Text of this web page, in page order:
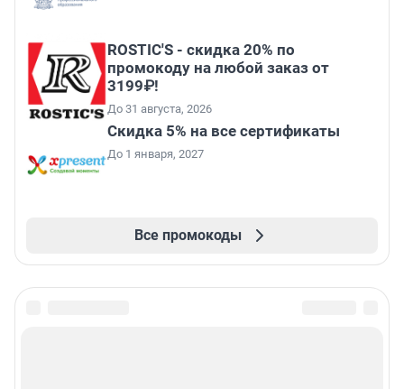
ROSTIC'S - скидка 20% по
промокоду на любой заказ от
3199₽!
До 31 августа, 2026
Скидка 5% на все сертификаты
До 1 января, 2027
Все промокоды